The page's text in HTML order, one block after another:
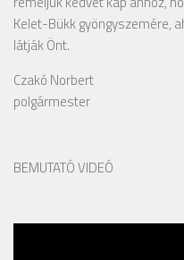
Kelet-Bükk gyöngyszemére,
látják Önt.
Czakó Norbert
polgármester
BEMUTATÓ VIDEÓ